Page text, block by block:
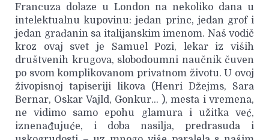
Francuza dolaze u London na nekoliko dana u
intelektualnu kupovinu: jedan princ, jedan grof i
jedan građanin sa italijanskim imenom. Naš vodič
kroz ovaj svet je Samuel Pozi, lekar iz viših
društvenih krugova, slobodoumni naučnik čuven
po svom komplikovanom privatnom životu. U ovoj
živopisnoj tapiseriji likova (Henri Džejms, Sara
Bernar, Oskar Vajld, Gonkur… ), mesta i vremena,
ne vidimo samo epohu glamura i užitka već,
iznenađujuće, i doba nasilja, predrasuda i